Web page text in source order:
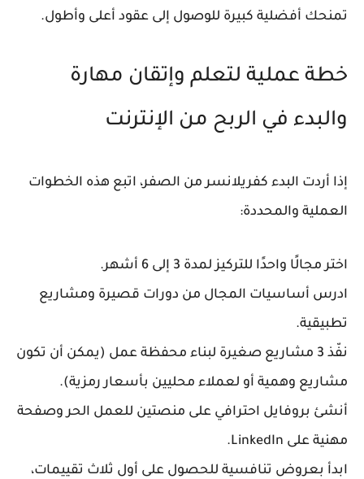
تمنحك أفضلية كبيرة للوصول إلى عقود أعلى وأطول.
خطة عملية لتعلم وإتقان مهارة
والبدء في الربح من الإنترنت
إذا أردت البدء كفريلانسر من الصفر، اتبع هذه الخطوات
العملية والمحددة:
اختر مجالًا واحدًا للتركيز لمدة 3 إلى 6 أشهر.
ادرس أساسيات المجال من دورات قصيرة ومشاريع
تطبيقية.
نفّذ 3 مشاريع صغيرة لبناء محفظة عمل (يمكن أن تكون
مشاريع وهمية أو لعملاء محليين بأسعار رمزية).
أنشئ بروفايل احترافي على منصتين للعمل الحر وصفحة
مهنية على LinkedIn.
ابدأ بعروض تنافسية للحصول على أول ثلاث تقييمات،